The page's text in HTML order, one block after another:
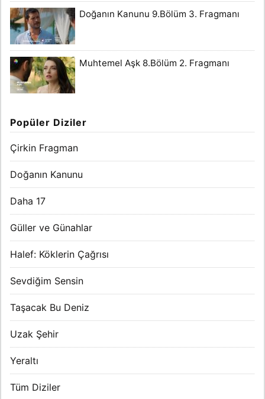
Doğanın Kanunu 9.Bölüm 3. Fragmanı
Muhtemel Aşk 8.Bölüm 2. Fragmanı
Popüler Diziler
Çirkin Fragman
Doğanın Kanunu
Daha 17
Güller ve Günahlar
Halef: Köklerin Çağrısı
Sevdiğim Sensin
Taşacak Bu Deniz
Uzak Şehir
Yeraltı
Tüm Diziler